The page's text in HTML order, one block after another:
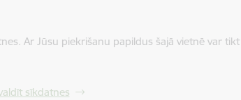
Ar Jūsu piekrišanu papildus šajā vietnē var
sīkdatnes